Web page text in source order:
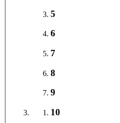
5
6
7
8
9
10